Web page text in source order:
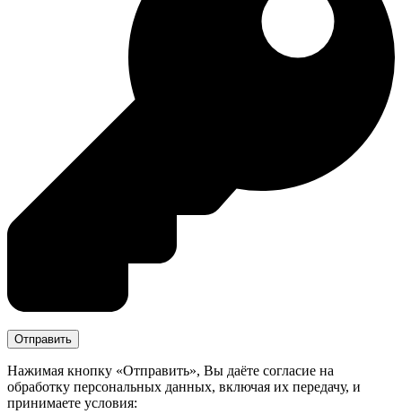
Нажимая кнопку «Отправить», Вы даёте согласие на
обработку персональных данных, включая их передачу, и
принимаете условия: